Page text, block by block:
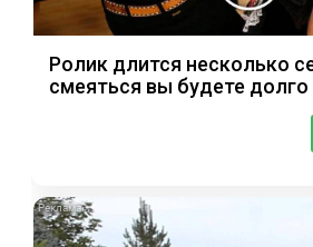
Ролик длится несколько
смеяться вы будете долго